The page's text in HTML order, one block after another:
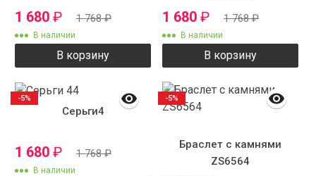
1 680 ₽ 1 768₽
В наличии
В корзину
1 680 ₽ 1 768₽
В наличии
В корзину
Серьги4
1 680 ₽ 1 768₽
В наличии
-5%
Браслет с камнями
ZS6564
-5%